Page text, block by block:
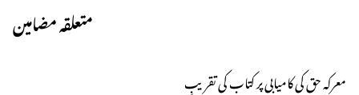
متعلقہ مضامین
معرکہ حق کی کامیابی پر کتاب کی تقریبِ